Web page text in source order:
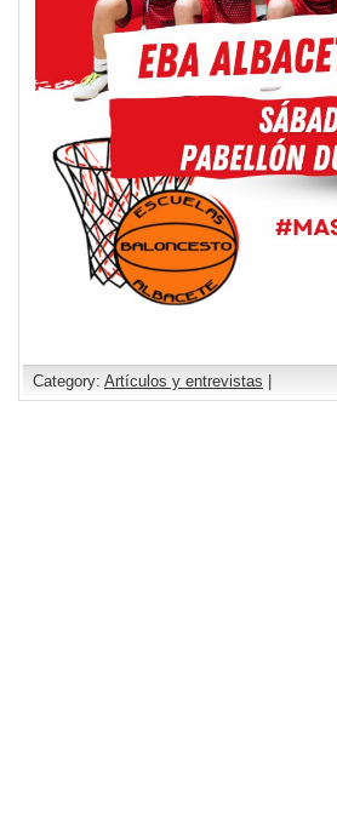
Category: Artículos y entrevistas |